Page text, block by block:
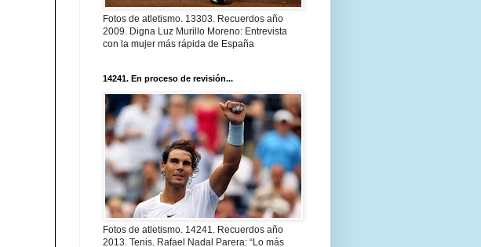
Fotos de atletismo. 13303. Recuerdos año
2009. Digna Luz Murillo Moreno: Entrevista
con la mujer más rápida de España
14241. En proceso de revisión...
Fotos de atletismo. 14241. Recuerdos año
2013. Tenis. Rafael Nadal Parera: “Lo más